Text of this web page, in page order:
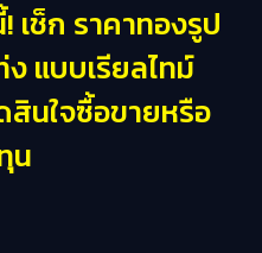
เช็ก ราคาทองรูป
แบบเรียลไทม์
นใจซื้อขายหรือ
น